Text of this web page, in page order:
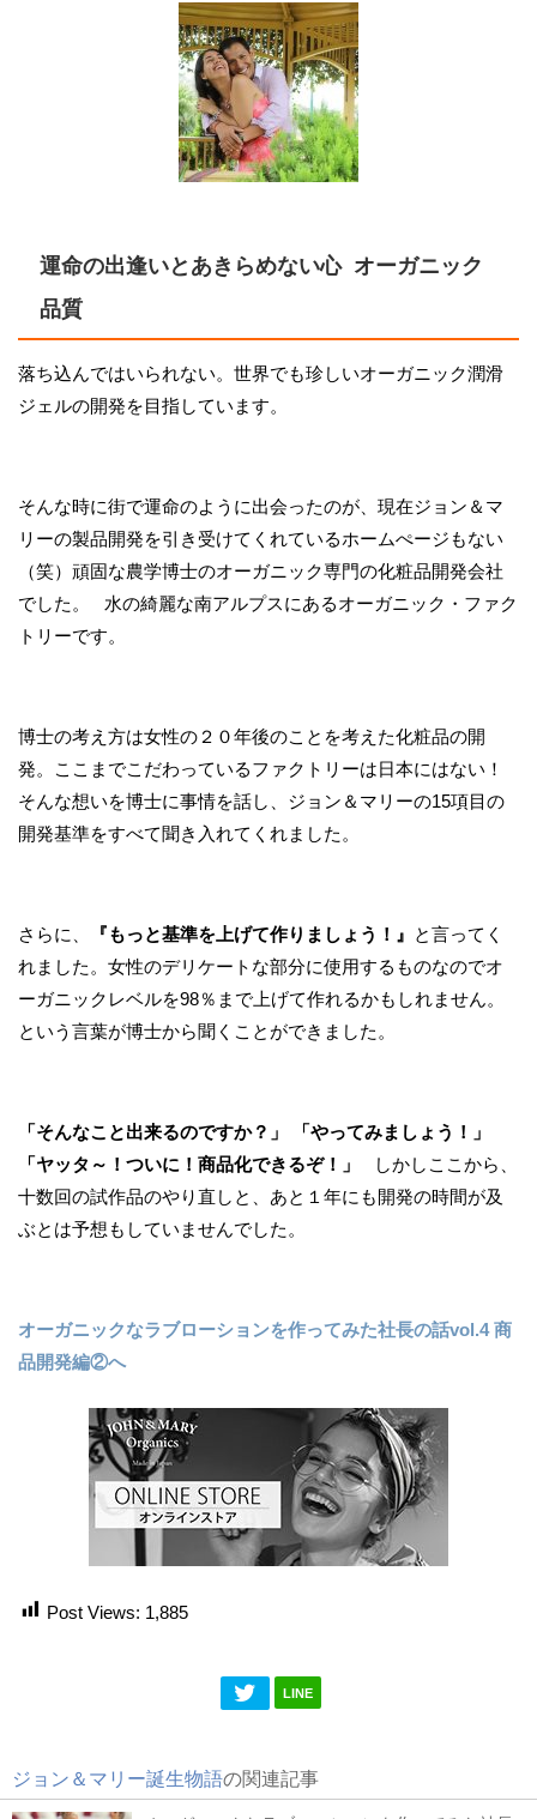
運命の出逢いとあきらめない心 オーガニック
品質
落ち込んではいられない。世界でも珍しいオーガニック潤滑
ジェルの開発を目指しています。
そんな時に街で運命のように出会ったのが、現在ジョン＆マ
リーの製品開発を引き受けてくれているホームぺージもない
（笑）頑固な農学博士のオーガニック専門の化粧品開発会社
でした。 水の綺麗な南アルプスにあるオーガニック・ファク
トリーです。
博士の考え方は女性の２０年後のことを考えた化粧品の開
発。ここまでこだわっているファクトリーは日本にはない！
そんな想いを博士に事情を話し、ジョン＆マリーの15項目の
開発基準をすべて聞き入れてくれました。
さらに、 『もっと基準を上げて作りましょう！』
と言ってく
れました。女性のデリケートな部分に使用するものなのでオ
ーガニックレベルを98％まで上げて作れるかもしれません。
という言葉が博士から聞くことができました。
「そんなこと出来るのですか？」
「やってみましょう！」
「ヤッタ～！ついに！商品化できるぞ！」
しかしここから、
十数回の試作品のやり直しと、あと１年にも開発の時間が及
ぶとは予想もしていませんでした。
オーガニックなラブローションを作ってみた社長の話vol.4 商
品開発編②へ
Post Views: 1,885
LINE
ジョン＆マリー誕生物語の関連記事